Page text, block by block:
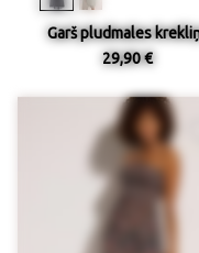
Garš pludmales
29,90 €